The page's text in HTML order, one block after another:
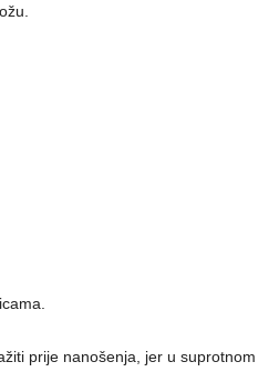
prije nanošenja, jer u suprotnom